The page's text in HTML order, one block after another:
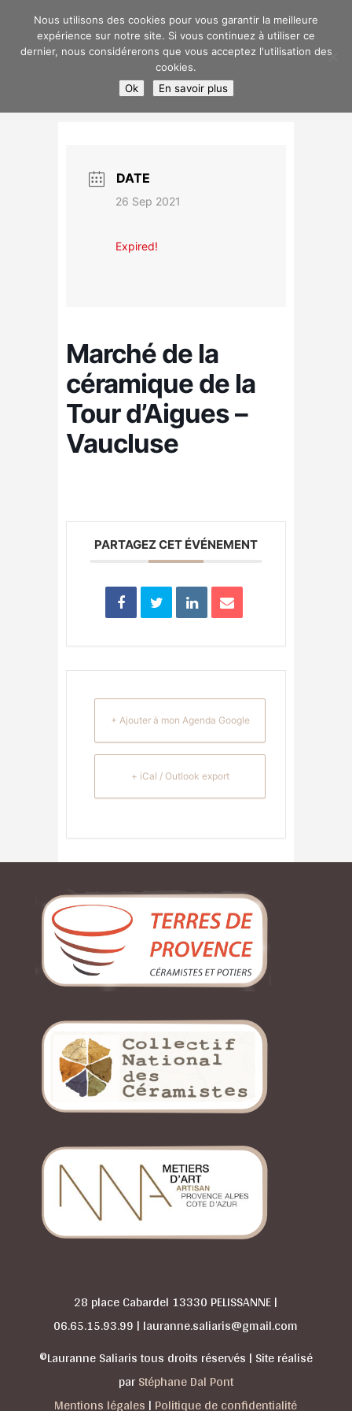
Sélectionner une page
DATE
26 Sep 2021
Expired!
Marché de la
céramique de la
Tour d’Aigues –
Vaucluse
PARTAGEZ CET ÉVÉNEMENT
+ Ajouter à mon Agenda Google
+ iCal / Outlook export
28 place Cabardel 13330 PELISSANNE |
06.65.15.93.99 | lauranne.saliaris@gmail.com
©Lauranne Saliaris tous droits réservés | Site réalisé
parStéphane Dal Pont
Mentions légales | Politique de confidentialité
Nous utilisons des cookies pour vous garantir la meilleure
expérience sur notre site. Si vous continuez à utiliser ce
dernier, nous considérerons que vous acceptez l'utilisation des
cookies.
Ok
En savoir plus